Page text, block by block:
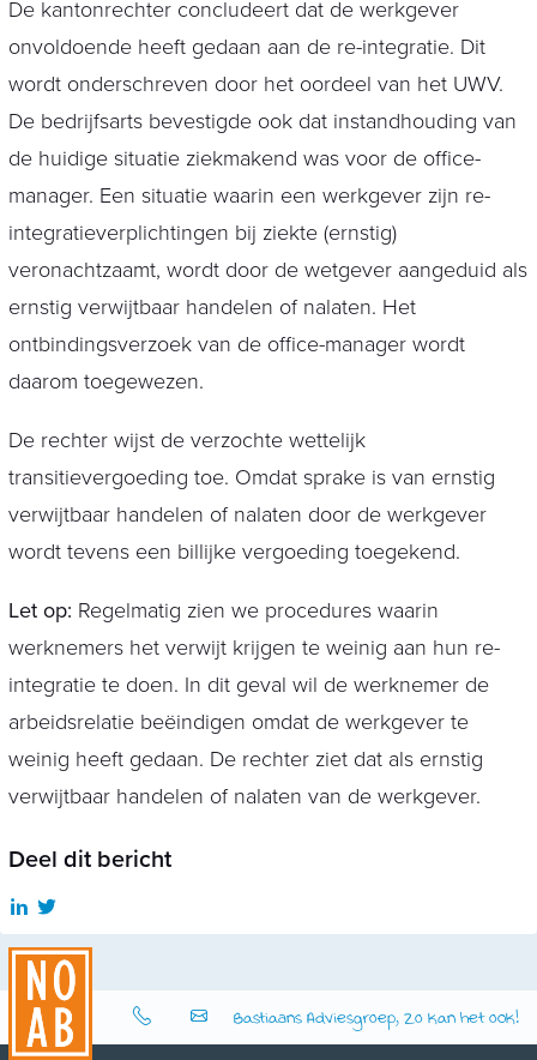
De kantonrechter concludeert dat de werkgever
onvoldoende heeft gedaan aan de re-integratie. Dit
wordt onderschreven door het oordeel van het UWV.
De bedrijfsarts bevestigde ook dat instandhouding van
de huidige situatie ziekmakend was voor de office-
manager. Een situatie waarin een werkgever zijn re-
integratieverplichtingen bij ziekte (ernstig)
veronachtzaamt, wordt door de wetgever aangeduid als
ernstig verwijtbaar handelen of nalaten. Het
ontbindingsverzoek van de office-manager wordt
daarom toegewezen.
De rechter wijst de verzochte wettelijk
transitievergoeding toe. Omdat sprake is van ernstig
verwijtbaar handelen of nalaten door de werkgever
wordt tevens een billijke vergoeding toegekend.
Let op: Regelmatig zien we procedures waarin
werknemers het verwijt krijgen te weinig aan hun re-
integratie te doen. In dit geval wil de werknemer de
arbeidsrelatie beëindigen omdat de werkgever te
weinig heeft gedaan. De rechter ziet dat als ernstig
verwijtbaar handelen of nalaten van de werkgever.
Deel dit bericht
Bastiaans Adviesgroep, Zo kan het ook!